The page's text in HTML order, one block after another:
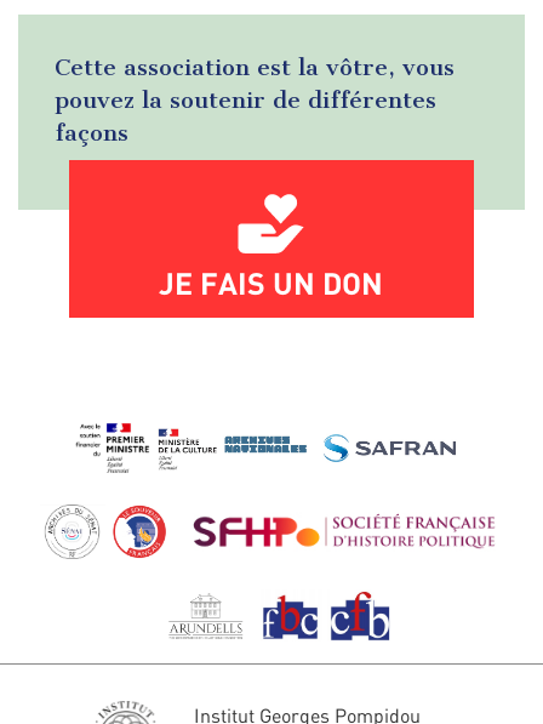
Cette association est la vôtre, vous
pouvez la soutenir de différentes
façons
JE FAIS UN DON
Institut Georges Pompidou